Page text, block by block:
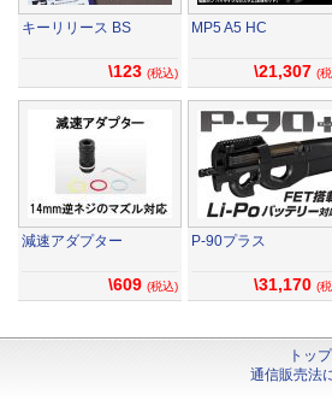
キーリリース BS
\123 (税込)
MP5 A5 HC
\21,307 (
減速アダプター
\609 (税込)
P-90プラス
\31,170 (
トッ
通信販売法